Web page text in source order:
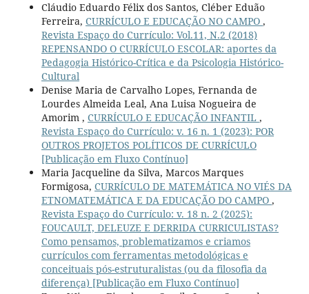
Cláudio Eduardo Félix dos Santos, Cléber Eduão
Ferreira, CURRÍCULO E EDUCAÇÃO NO CAMPO ,
Revista Espaço do Currículo: Vol.11, N.2 (2018)
REPENSANDO O CURRÍCULO ESCOLAR: aportes da
Pedagogia Histórico-Crítica e da Psicologia Histórico-
Cultural
Denise Maria de Carvalho Lopes, Fernanda de
Lourdes Almeida Leal, Ana Luisa Nogueira de
Amorim , CURRÍCULO E EDUCAÇÃO INFANTIL ,
Revista Espaço do Currículo: v. 16 n. 1 (2023): POR
OUTROS PROJETOS POLÍTICOS DE CURRÍCULO
[Publicação em Fluxo Contínuo]
Maria Jacqueline da Silva, Marcos Marques
Formigosa, CURRÍCULO DE MATEMÁTICA NO VIÉS DA
ETNOMATEMÁTICA E DA EDUCAÇÃO DO CAMPO ,
Revista Espaço do Currículo: v. 18 n. 2 (2025):
FOUCAULT, DELEUZE E DERRIDA CURRICULISTAS?
Como pensamos, problematizamos e criamos
currículos com ferramentas metodológicas e
conceituais pós-estruturalistas (ou da filosofia da
diferença) [Publicação em Fluxo Contínuo]